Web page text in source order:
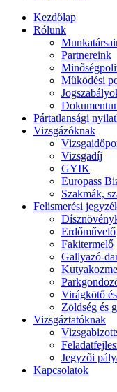
Kezdőlap
Rólunk
Partnereink
Működési
Pártatlansági
Vizsgázóknak
Vizsgadíj
GYIK
Europass
Szakmák,
Felismerési
Erdőművelő
Fakitermelő
Gallyazó-
Virágkötő
Zöldség és
Vizsgáztatóknak
Jegyzői
Kapcsolatok